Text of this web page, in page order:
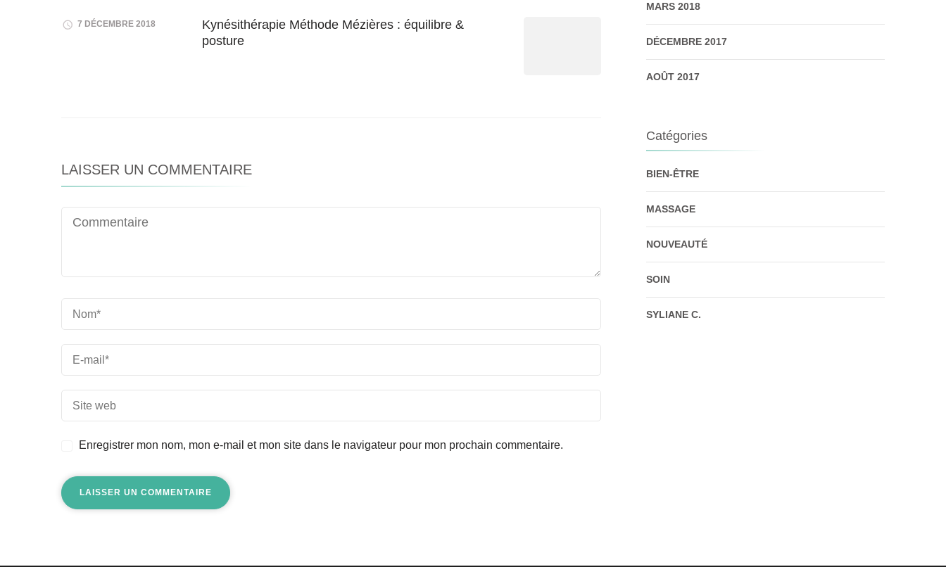
7 DÉCEMBRE 2018
Kynésithérapie Méthode Mézières : équilibre &
posture
LAISSER UN COMMENTAIRE
Enregistrer mon nom, mon e-mail et mon site dans le navigateur pour mon prochain commentaire.
MARS 2018
DÉCEMBRE 2017
AOÛT 2017
Catégories
BIEN-ÊTRE
MASSAGE
NOUVEAUTÉ
SOIN
SYLIANE C.